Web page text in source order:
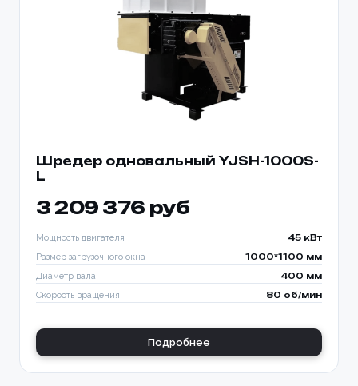
Шредер одновальный YJSH-1000S-
L
3 209 376 руб
Мощность двигателя 45 кВт
Размер загрузочного окна 1000*1100 мм
Диаметр вала 400 мм
Скорость вращения 80 об/мин
Подробнее